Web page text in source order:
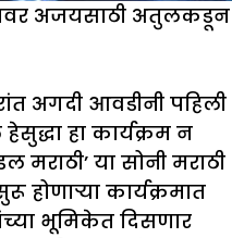
अजयसाठी अतुलकडून
अगदी आवडीनी पहिली
हा कार्यक्रम न
या सोनी मराठी
होणाऱ्या कार्यक्रमात
भूमिकेत दिसणार